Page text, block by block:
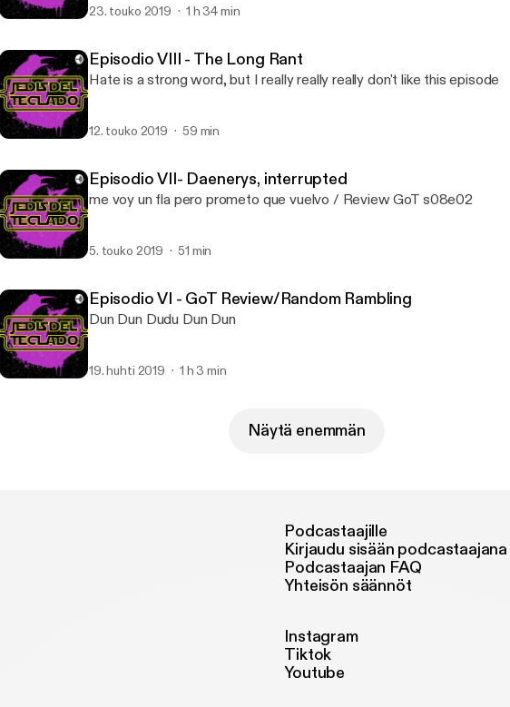
23. touko 2019 1 h 34 min
Episodio VIII - The Long Rant
Hate is a strong word, but I really really really don't like this episode
12. touko 2019 59 min
Episodio VII- Daenerys, interrupted
me voy un fla pero prometo que vuelvo / Review GoT s08e02
5. touko 2019 51 min
Episodio VI - GoT Review/Random Rambling
Dun Dun Dudu Dun Dun
19. huhti 2019 1 h 3 min
Näytä enemmän
Podcastaajille
Kirjaudu sisään podcastaajana
Podcastaajan FAQ
Yhteisön säännöt
Instagram
Tiktok
Youtube